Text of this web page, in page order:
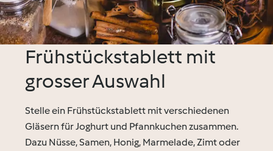
Frühstückstablett mit
grosser Auswahl
Stelle ein Frühstückstablett mit verschiedenen
Gläsern für Joghurt und Pfannkuchen zusammen.
Dazu Nüsse, Samen, Honig, Marmelade, Zimt oder